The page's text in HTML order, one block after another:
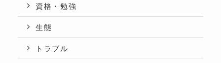
資格・勉強
生態
トラブル